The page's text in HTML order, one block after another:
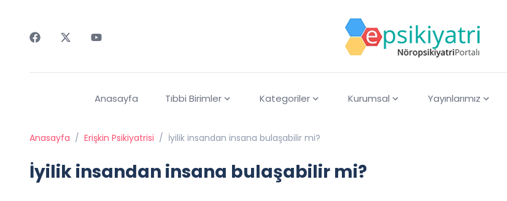
Anasayfa Tıbbi Birimler Kategoriler Kurumsal Yayınlarımız
Anasayfa / Erişkin Psikiyatrisi / İyilik insandan insana bulaşabilir mi?
İyilik insandan insana bulaşabilir mi?